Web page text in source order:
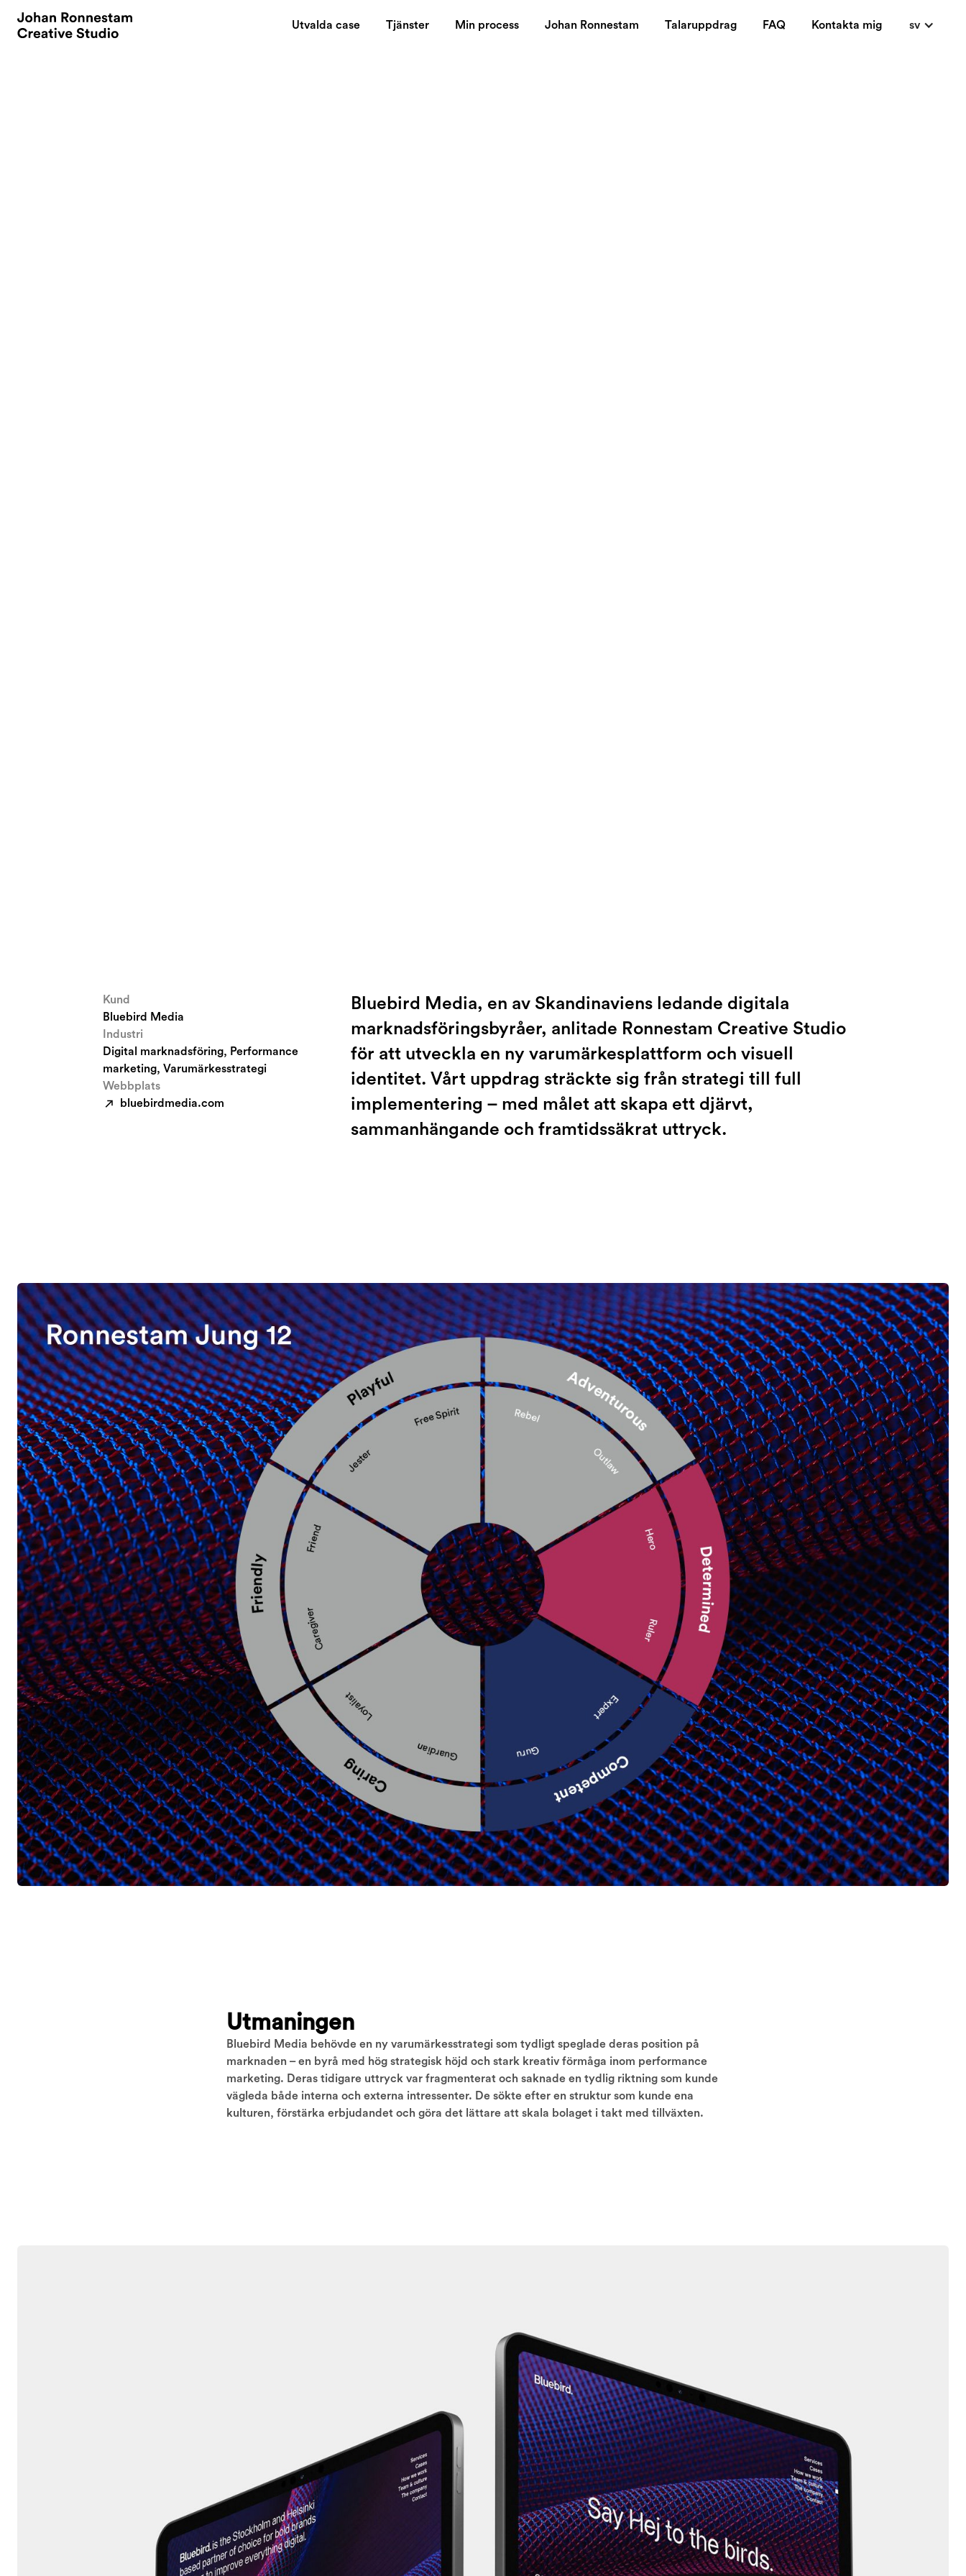
Utvalda case Tjänster Min process Johan Ronnestam Talaruppdrag FAQ Kontakta mig sv
Kund
Bluebird Media
Industri
Digital marknadsföring, Performance
marketing, Varumärkesstrategi
Webbplats
bluebirdmedia.com
Bluebird Media, en av Skandinaviens ledande digitala
marknadsföringsbyråer, anlitade Ronnestam Creative Studio
för att utveckla en ny varumärkesplattform och visuell
identitet. Vårt uppdrag sträckte sig från strategi till full
implementering – med målet att skapa ett djärvt,
sammanhängande och framtidssäkrat uttryck.
Utmaningen
Bluebird Media behövde en ny varumärkesstrategi som tydligt speglade deras position på
marknaden – en byrå med hög strategisk höjd och stark kreativ förmåga inom performance
marketing. Deras tidigare uttryck var fragmenterat och saknade en tydlig riktning som kunde
vägleda både interna och externa intressenter. De sökte efter en struktur som kunde ena
kulturen, förstärka erbjudandet och göra det lättare att skala bolaget i takt med tillväxten.